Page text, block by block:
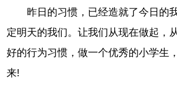
昨日的习惯，已经造就了今日的
定明天的我们。让我们从现在做起，
好的行为习惯，做一个优秀的小学生
来!